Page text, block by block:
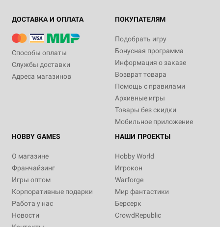
ДОСТАВКА И ОПЛАТА
Способы оплаты
Службы доставки
Адреса магазинов
ПОКУПАТЕЛЯМ
Подобрать игру
Бонусная программа
Информация о заказе
Возврат товара
Помощь с правилами
Архивные игры
Товары без скидки
Мобильное приложение
HOBBY GAMES
О магазине
Франчайзинг
Игры оптом
Корпоративные подарки
Работа у нас
Новости
НАШИ ПРОЕКТЫ
Hobby World
Игрокон
Warforge
Мир фантастики
Берсерк
CrowdRepublic